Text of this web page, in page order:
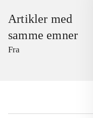
Artikler med
samme emner
Fra